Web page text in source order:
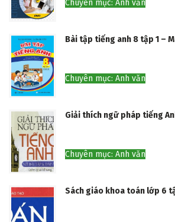
Chuyên mục: Anh văn
Bài tập tiếng anh 8 tập 1 –
Chuyên mục: Anh văn
Giải thích ngữ pháp tiếng
Chuyên mục: Anh văn
Sách giáo khoa toán lớp 6